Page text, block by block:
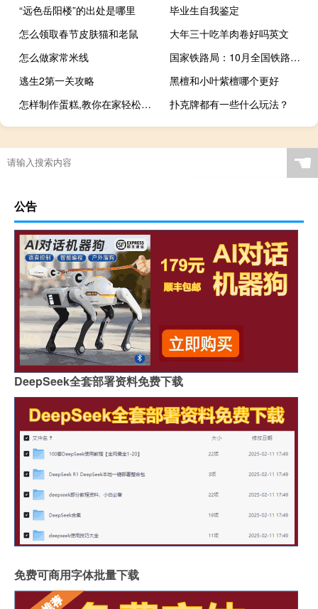
“远色岳阳楼”的出处是哪里
毕业生自我鉴定
怎么领取春节皮肤猫和老鼠
大年三十吃羊肉卷好吗英文
怎么做家常米线
国家铁路局：10月全国铁路发送旅客35169万人 同比增长195.6%
逃生2第一关攻略
黑檀和小叶紫檀哪个更好
怎样制作蛋糕,教你在家轻松做蛋糕
扑克牌都有一些什么玩法？
☚
公告
DeepSeek全套部署资料免费下载
免费可商用字体批量下载